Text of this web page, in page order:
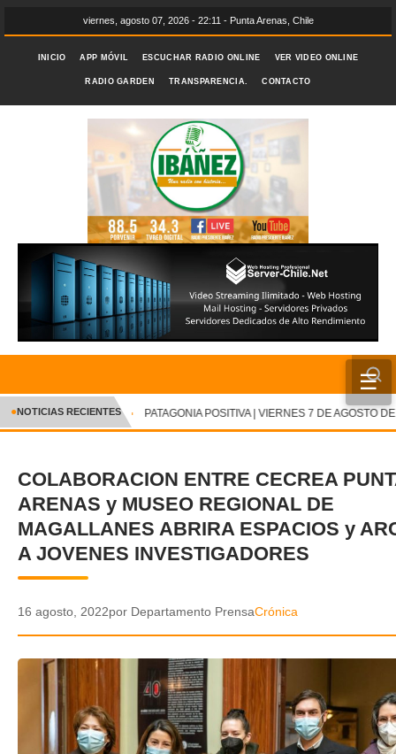
viernes, agosto 07, 2026 - 22:11 - Punta Arenas, Chile
INICIO APP MÓVIL ESCUCHAR RADIO ONLINE VER VIDEO ONLINE
RADIO GARDEN TRANSPARENCIA. CONTACTO
☰
INICIO
CRÓNICA
DEPORTES
ENTRETENIMIENTO Y CULTURA
POLICIAL
VIDEOS
GALERIA DE FOTOS
✕
●NOTICIAS RECIENTES PATAGONIA POSITIVA | VIERNES 7 DE AGOSTO DE
COLABORACION ENTRE CECREA
ARENAS y MUSEO REGIONAL DE
MAGALLANES ABRIRA ESPACIOS y
A JOVENES INVESTIGADORES
16 agosto, 2022por Departamento PrensaCrónica